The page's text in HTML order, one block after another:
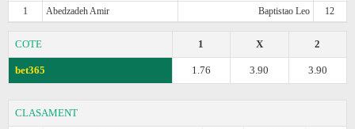
1
Abedzadeh Amir Baptistao Leo 12
COTE 2
X
1
bet365 3.90
3.90
1.76
CLASAMENT